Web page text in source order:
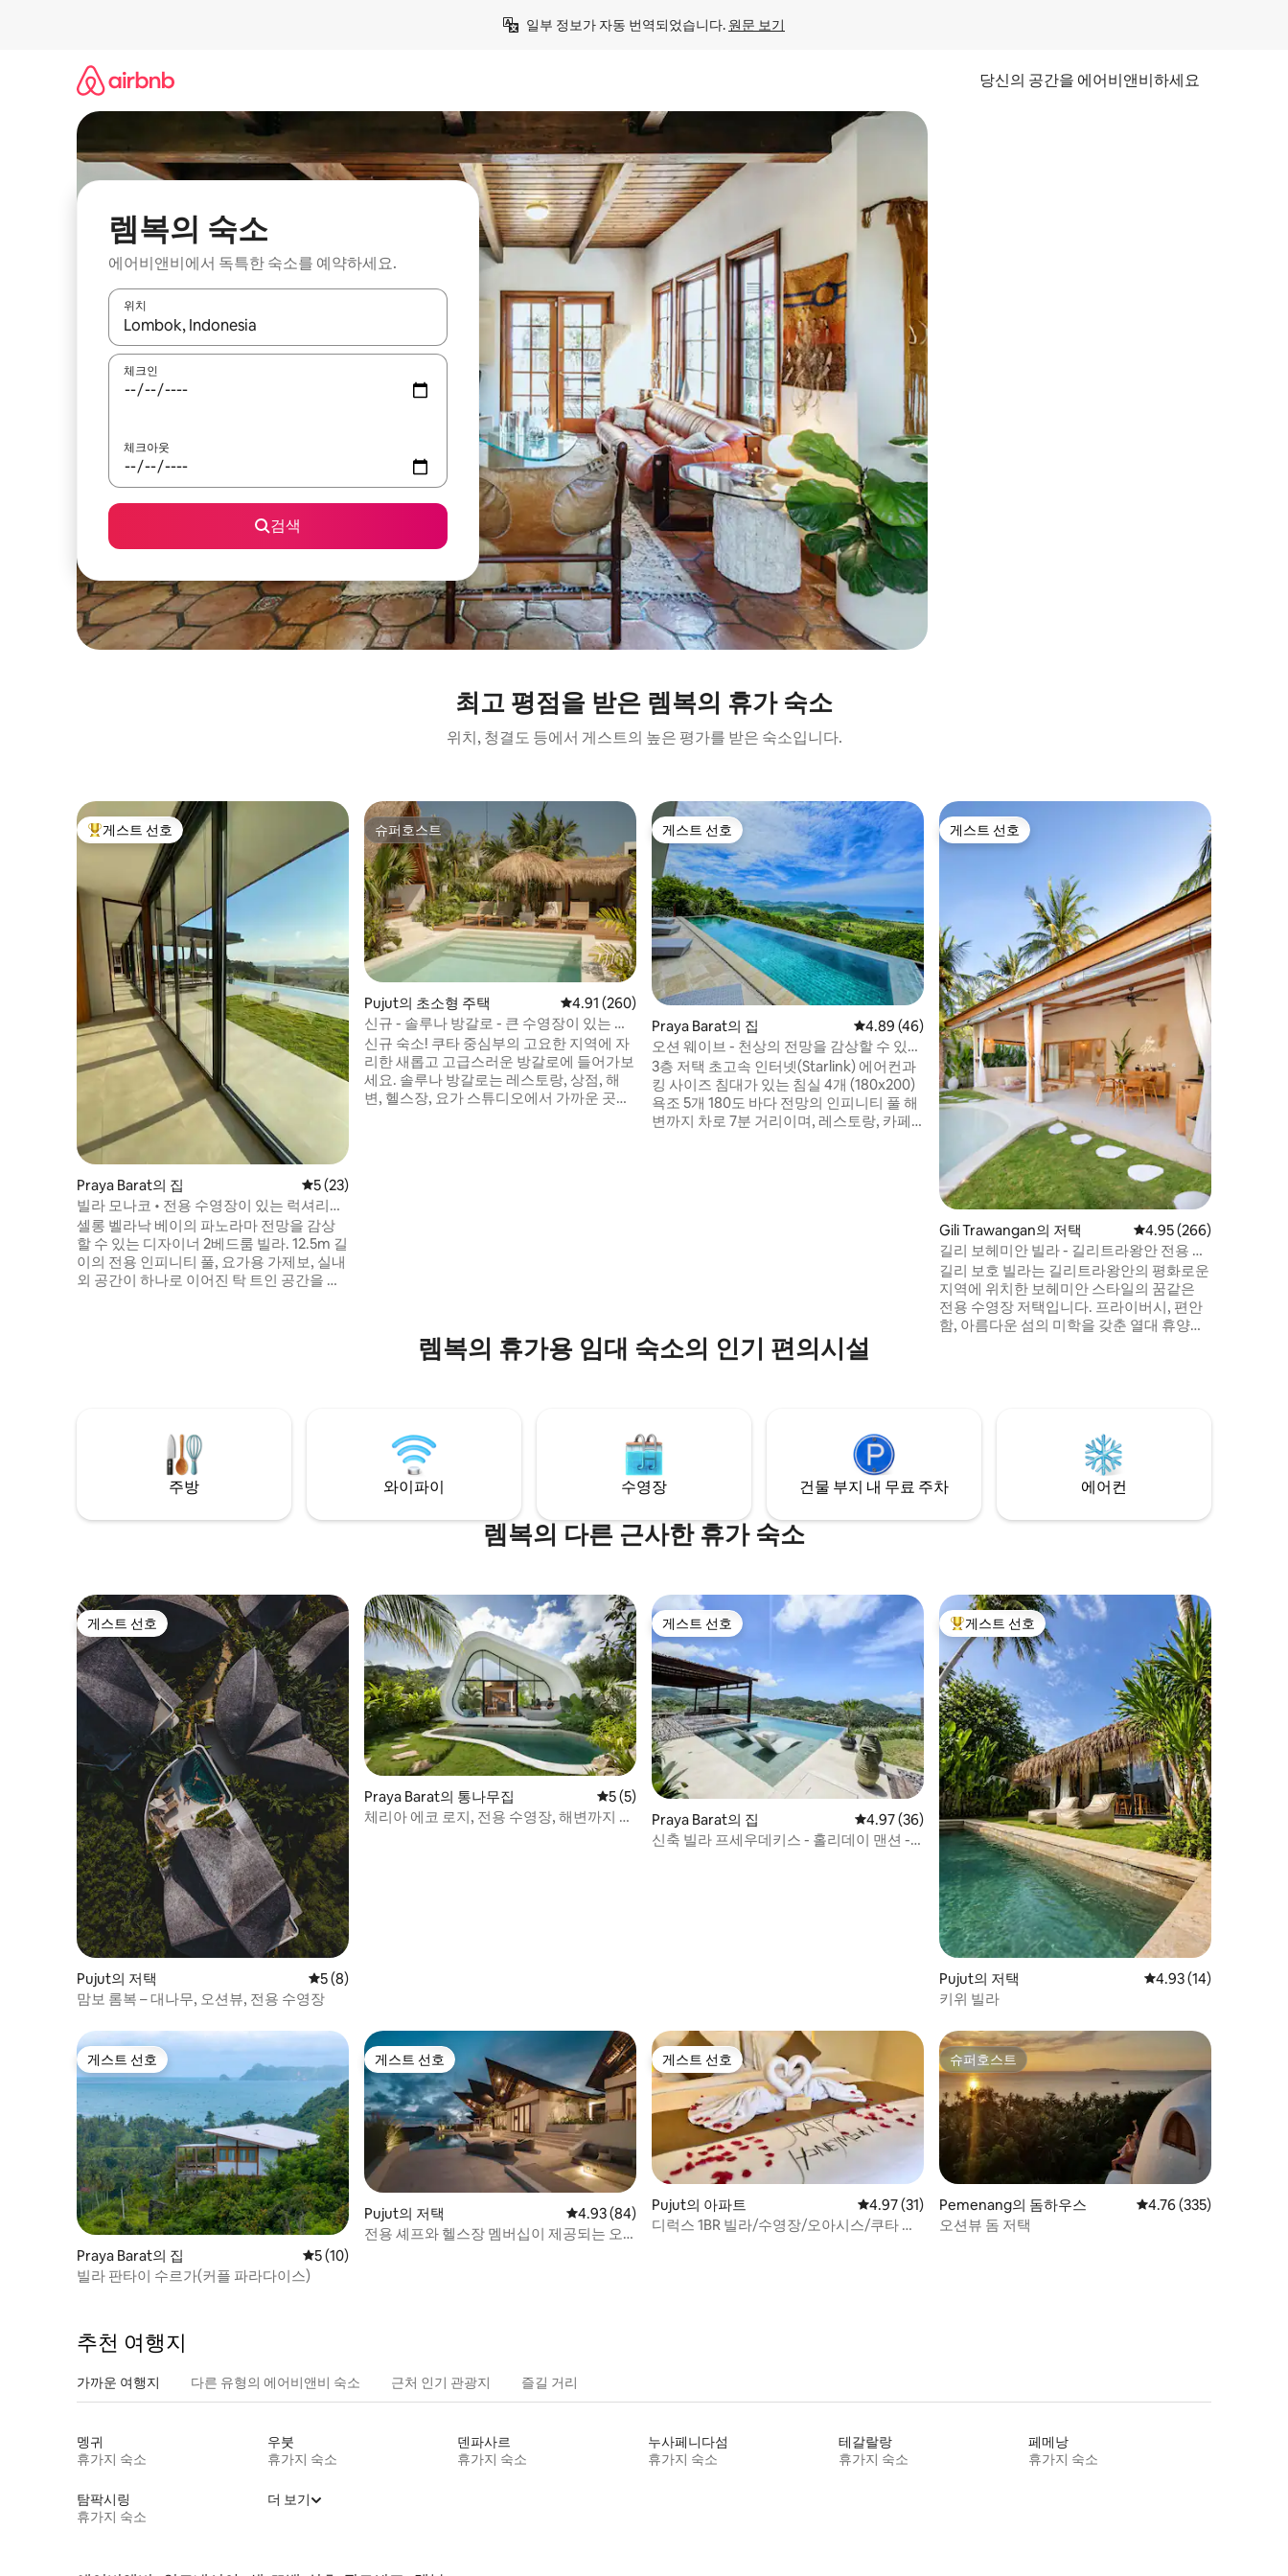
일부 정보가 자동 번역되었습니다. 원문 보기
당신의 공간을 에어비앤비하세요
렘복의 숙소
에어비앤비에서 독특한 숙소를 예약하세요.
위치
결과가 나오면 위·아래 화살표 키를 사용하거나 터치 또는 스와이프 동작으로 탐색하세요.
체크인
체크아웃
검색
최고 평점을 받은 렘복의 휴가 숙소
위치, 청결도 등에서 게스트의 높은 평가를 받은 숙소입니다.
상위 게스트 선호
게스트 선호
Praya Barat의 집 평점 5점(5점 만점), 후기 23개
5 (23)
빌라 모나코 • 전용 수영장이 있는 럭셔리한
바다 전망
셀롱 벨라낙 베이의 파노라마 전망을 감상
할 수 있는 디자이너 2베드룸 빌라. 12.5m 길
이의 전용 인피니티 풀, 요가용 가제보, 실내
외 공간이 하나로 이어진 탁 트인 공간을 즐
슈퍼호스트
슈퍼호스트
Pujut의 초소형 주택 평점 4.91점(5점 만점), 후기 260개
4.91 (260)
신규 - 솔루나 방갈로 - 큰 수영장이 있는 녹
색 오아시스
신규 숙소! 쿠타 중심부의 고요한 지역에 자
리한 새롭고 고급스러운 방갈로에 들어가보
세요. 솔루나 방갈로는 레스토랑, 상점, 해
변, 헬스장, 요가 스튜디오에서 가까운 곳에
게스트 선호
게스트 선호
Praya Barat의 집 평점 4.89점(5점 만점), 후기 46개
4.89 (46)
오션 웨이브 - 천상의 전망을 감상할 수 있는
침실 4개짜리 저택
3층 저택 초고속 인터넷(Starlink) 에어컨과
킹 사이즈 침대가 있는 침실 4개 (180x200)
욕조 5개 180도 바다 전망의 인피니티 풀 해
변까지 차로 7분 거리이며, 레스토랑, 카페,
게스트 선호
게스트 선호
Gili Trawangan의 저택 평점 4.95점(5점 만점),
4.95 (266)
길리 보헤미안 빌라 - 길리트라왕안 전용 수
영장 빌라
길리 보호 빌라는 길리트라왕안의 평화로운
지역에 위치한 보헤미안 스타일의 꿈같은
전용 수영장 저택입니다. 프라이버시, 편안
함, 아름다운 섬의 미학을 갖춘 열대 휴양지
춤형 환대 서비스 이용 가능 해변, 카페, 일몰
이 자전거로 단 5~10분 거리에 있습니다.
렘복의 휴가용 임대 숙소의 인기 편의시설
주방 와이파이 수영장 건물 부지 내 무료 주차 에어컨
렘복의 다른 근사한 휴가 숙소
게스트 선호
게스트 선호
Pujut의 저택 평점 5점(5점 만점), 후기 8개
5 (8)
맘보 롬복 – 대나무, 오션뷰, 전용 수영장
Praya Barat의 통나무집 평점 5점(5점 만점), 후기 5개
5 (5)
체리아 에코 로지, 전용 수영장, 해변까지 3
게스트 선호
게스트 선호
Praya Barat의 집 평점 4.97점(5점 만점), 후기 36개
4.97 (36)
신축 빌라 프세우데키스 - 홀리데이 맨션 -
상위 게스트 선호
게스트 선호
Pujut의 저택 평점 4.93점(5점 만점
4.93 (14)
키위 빌라
게스트 선호
게스트 선호
Praya Barat의 집 평점 5점(5점 만점), 후기 10개
5 (10)
빌라 판타이 수르가(커플 파라다이스)
게스트 선호
게스트 선호
Pujut의 저택 평점 4.93점(5점 만점), 후기 84개
4.93 (84)
전용 셰프와 헬스장 멤버십이 제공되는 오
게스트 선호
게스트 선호
Pujut의 아파트 평점 4.97점(5점 만점), 후기 31개
4.97 (31)
디럭스 1BR 빌라/수영장/오아시스/쿠타 롬
슈퍼호스트
슈퍼호스트
Pemenang의 돔하우스 평점 4.76점(5점 만점),
4.76 (335)
오션뷰 돔 저택
추천 여행지
가까운 여행지 다른 유형의 에어비앤비 숙소 근처 인기 관광지 즐길 거리
멩귀
휴가지 숙소
우붓
휴가지 숙소
덴파사르
휴가지 숙소
누사페니다섬
휴가지 숙소
테갈랄랑
휴가지 숙소
페메낭
휴가지 숙소
탐팍시링
휴가지 숙소
더 보기